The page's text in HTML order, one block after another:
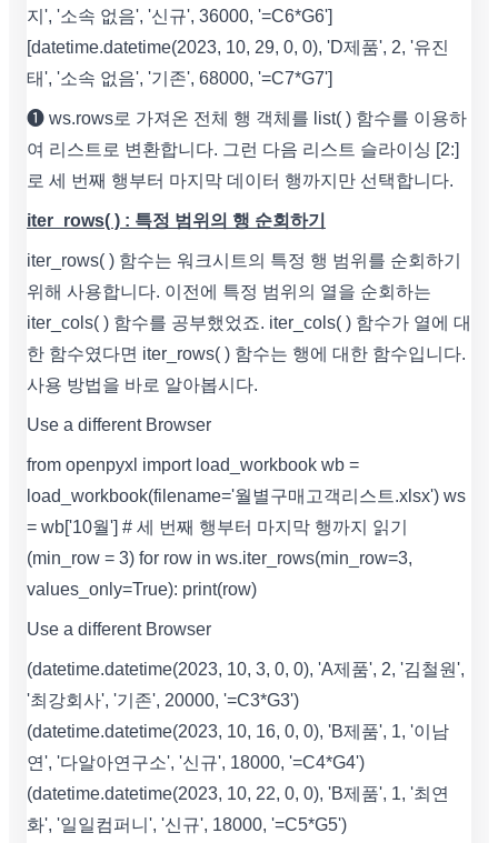
지', '소속 없음', '신규', 36000, '=C6*G6']
[datetime.datetime(2023, 10, 29, 0, 0), 'D제품', 2, '유진
태', '소속 없음', '기존', 68000, '=C7*G7']
❶ ws.rows로 가져온 전체 행 객체를 list( ) 함수를 이용하
여 리스트로 변환합니다. 그런 다음 리스트 슬라이싱 [2:]
로 세 번째 행부터 마지막 데이터 행까지만 선택합니다.
iter_rows( ) : 특정 범위의 행 순회하기
iter_rows( ) 함수는 워크시트의 특정 행 범위를 순회하기
위해 사용합니다. 이전에 특정 범위의 열을 순회하는
iter_cols( ) 함수를 공부했었죠. iter_cols( ) 함수가 열에 대
한 함수였다면 iter_rows( ) 함수는 행에 대한 함수입니다.
사용 방법을 바로 알아봅시다.
Use a different Browser
from openpyxl import load_workbook wb =
load_workbook(filename='월별구매고객리스트.xlsx') ws
= wb['10월'] # 세 번째 행부터 마지막 행까지 읽기
(min_row = 3) for row in ws.iter_rows(min_row=3,
values_only=True): print(row)
Use a different Browser
(datetime.datetime(2023, 10, 3, 0, 0), 'A제품', 2, '김철원',
'최강회사', '기존', 20000, '=C3*G3')
(datetime.datetime(2023, 10, 16, 0, 0), 'B제품', 1, '이남
연', '다알아연구소', '신규', 18000, '=C4*G4')
(datetime.datetime(2023, 10, 22, 0, 0), 'B제품', 1, '최연
화', '일일컴퍼니', '신규', 18000, '=C5*G5')